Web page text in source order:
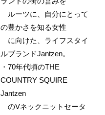
ルーツに、自分にとって
の豊かさを知る女性
に向けた、ライフスタイ
ルブランドJantzen。
・70年代頃のTHE
COUNTRY SQUIRE
Jantzen
のVネックニットセータ